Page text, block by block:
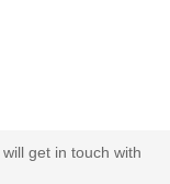
get in touch with